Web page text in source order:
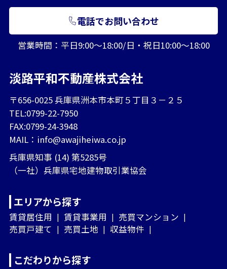
電話でお問い合わせ
営業時間：平日9:00～18:00/日・祝日10:00～18:00
淡路平和不動産株式会社
〒656-0025 兵庫県洲本市本町５丁目３－２５
TEL:0799-22-7950
FAX:0799-24-3948
MAIL： info@awajiheiwa.co.jp
兵庫県知事 (14) 第5285号
（一社）兵庫県宅地建物取引業協会
エリアから探す
賃貸居住用 賃貸事業用
売買マンション
売買戸建て
売買土地 収益物件
こだわりから探す